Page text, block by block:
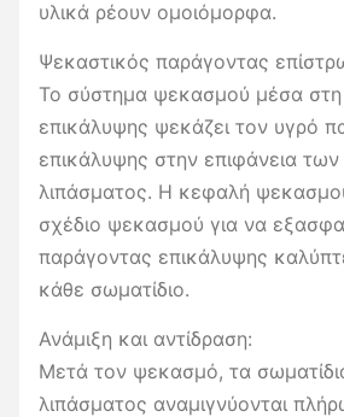
υλικά ρέουν ομοιόμορφα.
Ψεκαστικός παράγοντας
Το σύστημα ψεκασμού μέσα
επικάλυψης ψεκάζει τον υγρό
επικάλυψης στην επιφάνεια
λιπάσματος. Η κεφαλή
σχέδιο ψεκασμού για να
παράγοντας επικάλυψης
κάθε σωματίδιο.
Ανάμιξη και αντίδραση:
Μετά τον ψεκασμό, τα
λιπάσματος αναμιγνύονται